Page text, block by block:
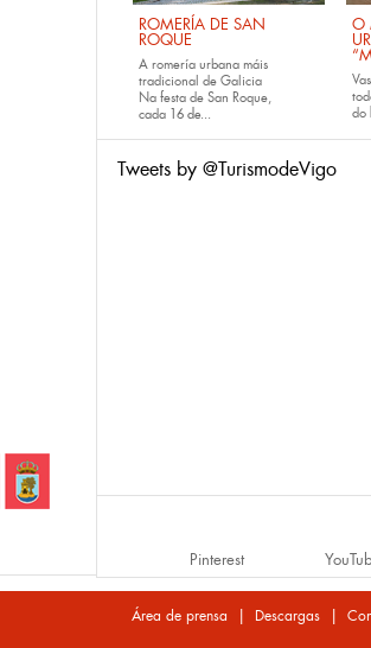
ROMERÍA DE SAN
ROQUE
A romería urbana máis
tradicional de Galicia
Na festa de San Roque,
cada 16 de...
O
do
Tweets by @TurismodeVigo
Pinterest
Área de prensa | Descargas |